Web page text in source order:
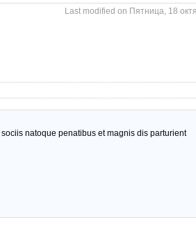
Last modified on Пятница, 18
natoque penatibus et magnis dis parturient